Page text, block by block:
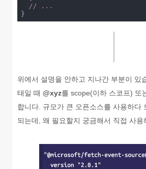
// ...
}
위에서 설명을 안하고 지나간 부분이 있
태일 때 @xyz를 scope(이하 스코프) 또
합니다. 규모가 큰 오픈소스를 사용하다
되는데, 왜 필요할지 궁금해서 직접 사용